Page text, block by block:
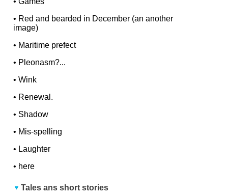
• Red and bearded in December (an another
image)
• Maritime prefect
• Pleonasm?...
•Wink
• Renewal.
• Shadow
• Mis-spelling
• Laughter
• here
Tales ans short stories